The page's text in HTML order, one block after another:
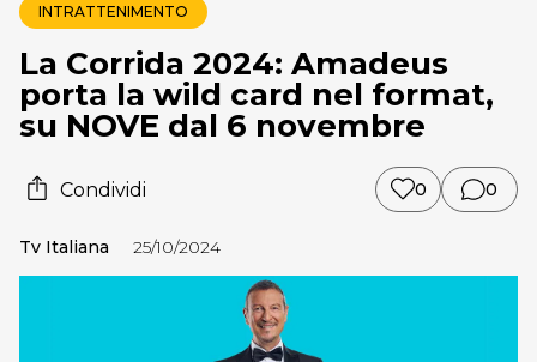
INTRATTENIMENTO
La Corrida 2024: Amadeus
porta la wild card nel format,
su NOVE dal 6 novembre
Condividi 0 0
Tv Italiana 25/10/2024